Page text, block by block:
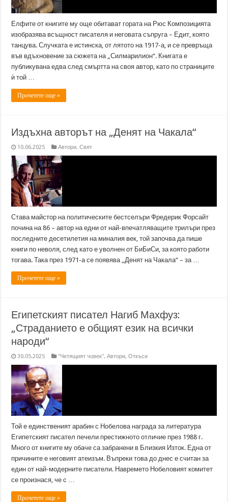
Елфите от книгите му още обитават гората на Рюс Композицията
изобразява всъщност писателя и неговата съпруга – Едит, която
танцува. Случката е истинска, от лятото на 1917-а, и се превръща
във вдъхновение за сюжета на „Силмарилион“. Книгата е
публикувана едва след смъртта на своя автор, като по страниците
ѝ той …
Прочетете още »
Издъхна авторът на „Денят на Чакала“
10.06.2025 Автори,Свят
Става майстор на политическите бестселъри Фредерик Форсайт
почина на 86 – автор на едни от най-впечатляващите трилъри през
последните десетилетия на миналия век, той започва да пише
книги по неволя, след като е уволнен от БиБиСи, за която работи
тогава. Така през 1971-а се появява „Денят на Чакала“ – за …
Прочетете още »
Египетският писател Нагиб Махфуз:
„Страданието е общият език на всички
народи“
30.05.2025 "Четящият човек",Автори,Откъси
Той е единственият арабин с Нобелова награда за литература
Египетският писател печели престижното отличие през 1988 г.
Много от книгите му обаче са забранени в Близкия Изток. Една от
причините е неговият атеизъм. Въпреки това до днес е считан за
един от най-модерните писатели. Навремето Нобеловият комитет
се произнася, че с …
Прочетете още »